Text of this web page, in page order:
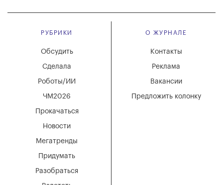
РУБРИКИ
Мегатренды
Придумать
Разобраться
Новости
Обсудить
Сделала
Роботы/ИИ
ЧМ2026
Прокачаться
О ЖУРНАЛЕ
Вакансии
Реклама
Контакты
Предложить колонку